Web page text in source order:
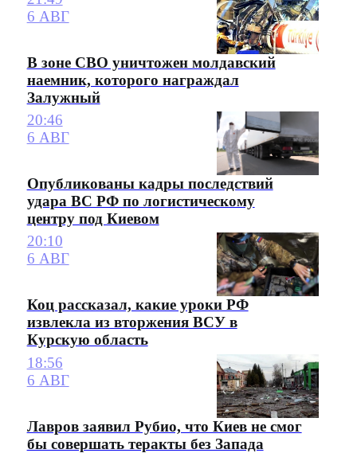
6 АВГ
В зоне СВО уничтожен молдавский
наемник, которого награждал
Залужный
20:46
6 АВГ
Опубликованы кадры последствий
удара ВС РФ по логистическому
центру под Киевом
20:10
6 АВГ
Коц рассказал, какие уроки РФ
извлекла из вторжения ВСУ в
Курскую область
18:56
6 АВГ
Лавров заявил Рубио, что Киев не смог
бы совершать теракты без Запада